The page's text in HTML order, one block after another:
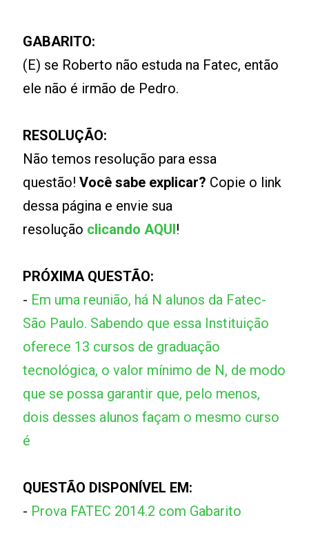
GABARITO:
(E) se Roberto não estuda na Fatec, então
ele não é irmão de Pedro.
RESOLUÇÃO:
Não temos resolução para essa
questão!Você sabe explicar? Copie o link
dessa página e envie sua
resolução clicando AQUI!
PRÓXIMA QUESTÃO:
- Em uma reunião, há N alunos da Fatec-
São Paulo. Sabendo que essa Instituição
oferece 13 cursos de graduação
tecnológica, o valor mínimo de N, de modo
que se possa garantir que, pelo menos,
dois desses alunos façam o mesmo curso
é
QUESTÃO DISPONÍVEL EM:
- Prova FATEC 2014.2 com Gabarito